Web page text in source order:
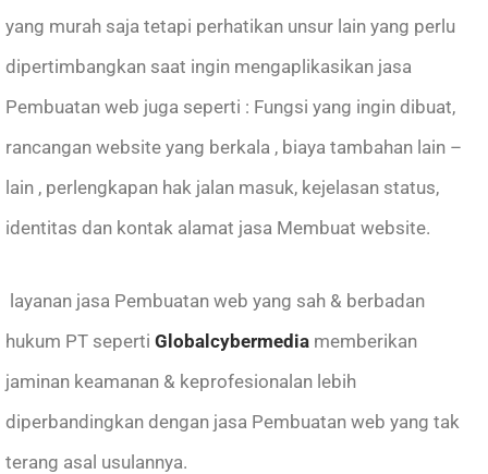
yang murah saja tetapi perhatikan unsur lain yang perlu
dipertimbangkan saat ingin mengaplikasikan jasa
Pembuatan web juga seperti : Fungsi yang ingin dibuat,
rancangan website yang berkala , biaya tambahan lain –
lain , perlengkapan hak jalan masuk, kejelasan status,
identitas dan kontak alamat jasa Membuat website.
layanan jasa Pembuatan web yang sah & berbadan
hukum PT seperti Globalcybermedia memberikan
jaminan keamanan & keprofesionalan lebih
diperbandingkan dengan jasa Pembuatan web yang tak
terang asal usulannya.